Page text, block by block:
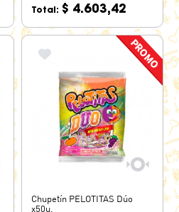
Total: $ 4.603,42
Chupetín PELOTITAS Dúo
x50u.